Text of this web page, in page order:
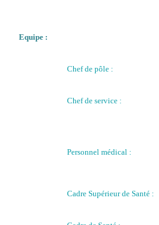
Equipe :
Chef de pôle :
Chef de service :
Personnel médical :
Cadre Supérieur de Santé :